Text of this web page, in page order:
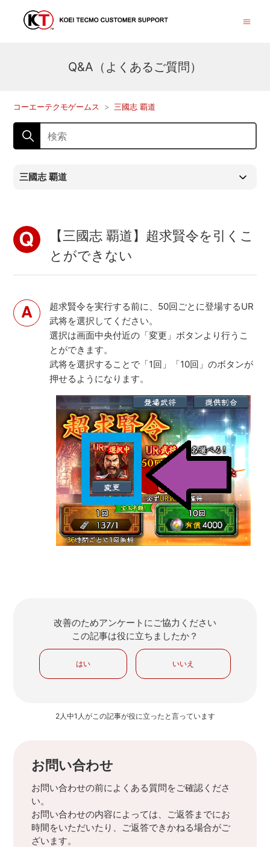
Q&A（よくあるご質問）
コーエーテクモゲームス 三國志 覇道
三國志 覇道
【三國志 覇道】超求賢令を引くこ
とができない
超求賢令を実行する前に、50回ごとに登場するUR
武将を選択してください。
選択は画面中央付近の「変更」ボタンより行うこ
とができます。
武将を選択することで「1回」「10回」のボタンが
押せるようになります。
改善のためアンケートにご協力ください
この記事は役に立ちましたか？
はい いいえ
2人中1人がこの記事が役に立ったと言っています
お問い合わせ
お問い合わせの前によくある質問をご確認くださ
い。
お問い合わせの内容によっては、ご返答までにお
時間をいただいたり、ご返答できかねる場合がご
ざいます。